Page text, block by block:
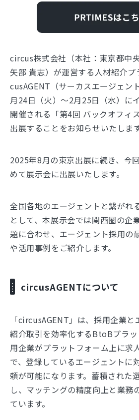
circus株式会社（本社：東京都中
矢部 貴志）が運営する人材紹介
cusAGENT（サーカスエージェン
月24日（火）～2月25日（水）に
開催される「第4回 バックオフィ
出展することをお知らせいたします
2025年8月の東京出展に続き、今
めて展示会に出展いたします。
全国各地のエージェントと繋がれ
として、本展示会では関西圏の企
題に合わせ、エージェント採用の
や活用事例をご紹介します。
circusAGENTについて
「circusAGENT」は、採用企業
紹介取引を効率化するBtoBプラ
用企業がプラットフォーム上に求
で、登録しているエージェントに
頼が可能になります。蓄積された
し、マッチングの精度向上と業務
ています。